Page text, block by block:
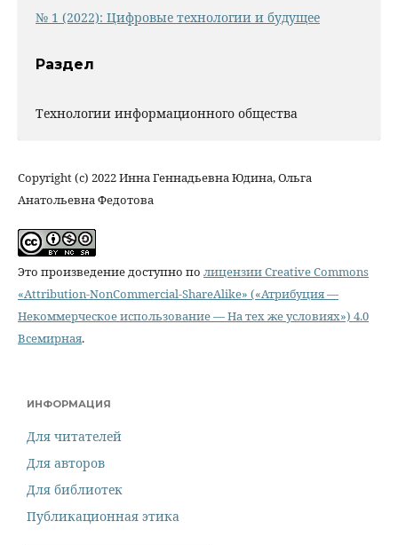
№ 1 (2022): Цифровые технологии и будущее
Раздел
Технологии информационного общества
Copyright (c) 2022 Инна Геннадьевна Юдина, Ольга
Анатольевна Федотова
Это произведение доступно по лицензии Creative Commons
«Attribution-NonCommercial-ShareAlike» («Атрибуция —
Некоммерческое использование — На тех же условиях») 4.0
Всемирная.
ИНФОРМАЦИЯ
Для читателей
Для авторов
Для библиотек
Публикационная этика